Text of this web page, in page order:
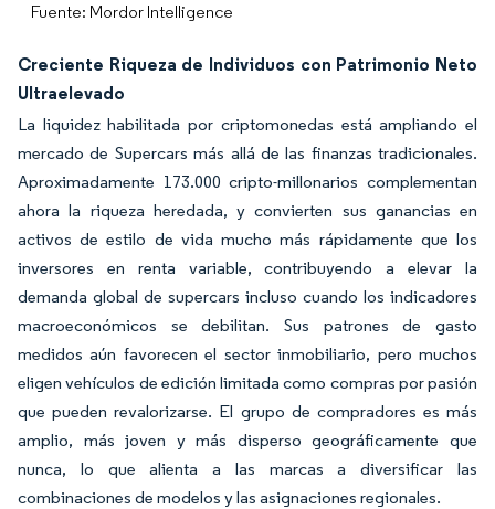
Fuente: Mordor Intelligence
Creciente Riqueza de Individuos con Patrimonio Neto
Ultraelevado
La liquidez habilitada por criptomonedas está ampliando el
mercado de Supercars más allá de las finanzas tradicionales.
Aproximadamente 173.000 cripto-millonarios complementan
ahora la riqueza heredada, y convierten sus ganancias en
activos de estilo de vida mucho más rápidamente que los
inversores en renta variable, contribuyendo a elevar la
demanda global de supercars incluso cuando los indicadores
macroeconómicos se debilitan. Sus patrones de gasto
medidos aún favorecen el sector inmobiliario, pero muchos
eligen vehículos de edición limitada como compras por pasión
que pueden revalorizarse. El grupo de compradores es más
amplio, más joven y más disperso geográficamente que
nunca, lo que alienta a las marcas a diversificar las
combinaciones de modelos y las asignaciones regionales.